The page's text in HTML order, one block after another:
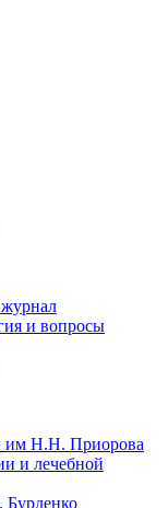
и вопросы
им Н.Н. Приорова
и лечебной